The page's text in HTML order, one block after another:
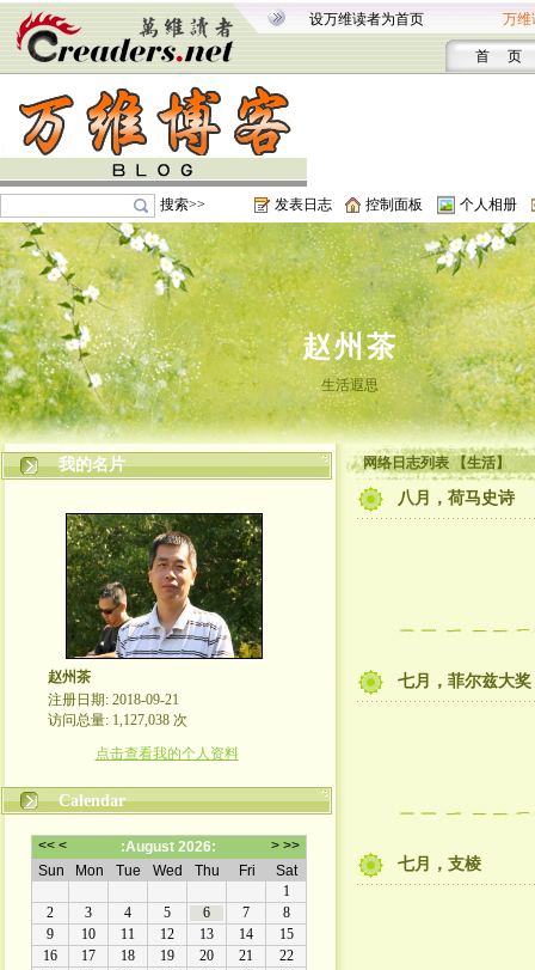
设万维读者为首页 万维
首 页
搜索>> 发表日志 控制面板 个人相册
赵州茶
生活遐思
我的名片
赵州茶
注册日期: 2018-09-21
访问总量: 1,127,038 次
点击查看我的个人资料
Calendar
网络日志列表 【生活】
八月，荷马史诗
七月，菲尔兹大奖
七月，支棱